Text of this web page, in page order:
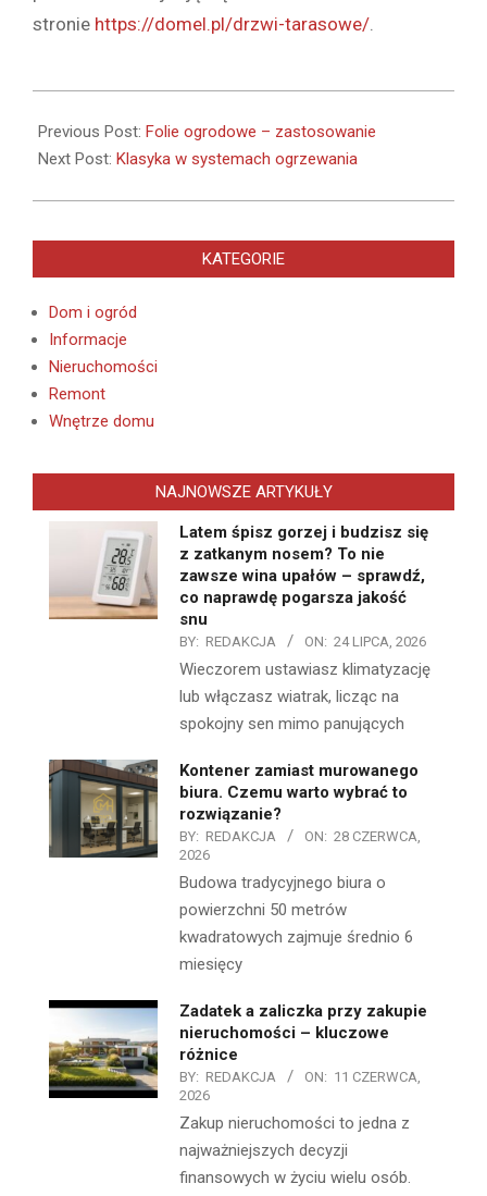
stronie https://domel.pl/drzwi-tarasowe/.
08-
14
Previous Post: Folie ogrodowe – zastosowanie
Next Post: Klasyka w systemach ogrzewania
KATEGORIE
Dom i ogród
Informacje
Nieruchomości
Remont
Wnętrze domu
NAJNOWSZE ARTYKUŁY
Latem śpisz gorzej i budzisz się
z zatkanym nosem? To nie
zawsze wina upałów – sprawdź,
co naprawdę pogarsza jakość
snu
BY: REDAKCJA ON: 24 LIPCA, 2026
Wieczorem ustawiasz klimatyzację
lub włączasz wiatrak, licząc na
spokojny sen mimo panujących
Kontener zamiast murowanego
biura. Czemu warto wybrać to
rozwiązanie?
BY: REDAKCJA ON: 28 CZERWCA,
2026
Budowa tradycyjnego biura o
powierzchni 50 metrów
kwadratowych zajmuje średnio 6
miesięcy
Zadatek a zaliczka przy zakupie
nieruchomości – kluczowe
różnice
BY: REDAKCJA ON: 11 CZERWCA,
2026
Zakup nieruchomości to jedna z
najważniejszych decyzji
finansowych w życiu wielu osób.